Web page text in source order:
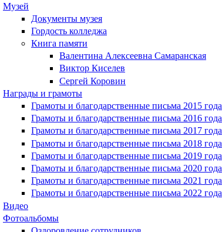
Музей
Документы музея
Гордость колледжа
Книга памяти
Валентина Алексеевна Самаранская
Виктор Киселев
Сергей Коровин
Награды и грамоты
Грамоты и благодарственные письма 2015 года
Грамоты и благодарственные письма 2016 года
Грамоты и благодарственные письма 2017 года
Грамоты и благодарственные письма 2018 года
Грамоты и благодарственные письма 2019 года
Грамоты и благодарственные письма 2020 года
Грамоты и благодарственные письма 2021 года
Грамоты и благодарственные письма 2022 года
Видео
Фотоальбомы